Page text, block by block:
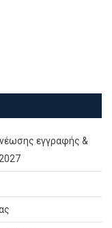
εγγραφής &